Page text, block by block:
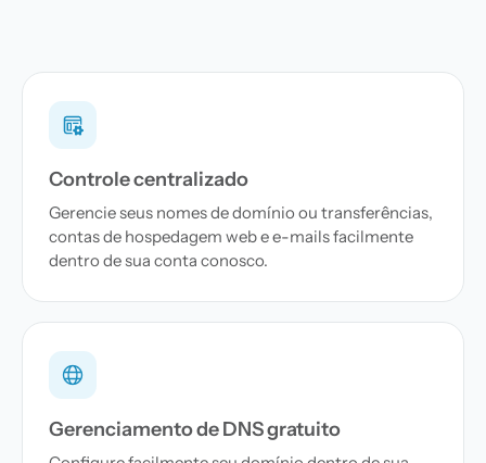
Controle centralizado
Gerencie seus nomes de domínio ou transferências,
contas de hospedagem web e e-mails facilmente
dentro de sua conta conosco.
Gerenciamento de DNS gratuito